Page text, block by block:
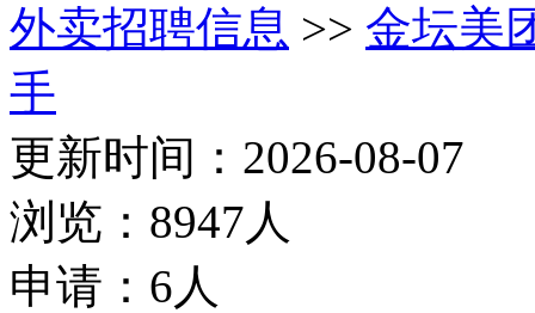
外卖招聘信息 >> 金坛美
手
更新时间：2026-08-07
浏览：8947人
申请：6人